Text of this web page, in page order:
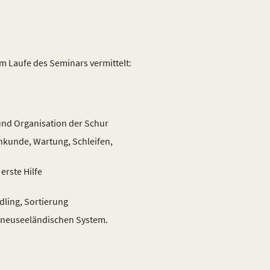
Laufe des Seminars vermittelt:
Organisation der Schur
Wartung, Schleifen,
Hilfe
Sortierung
System.